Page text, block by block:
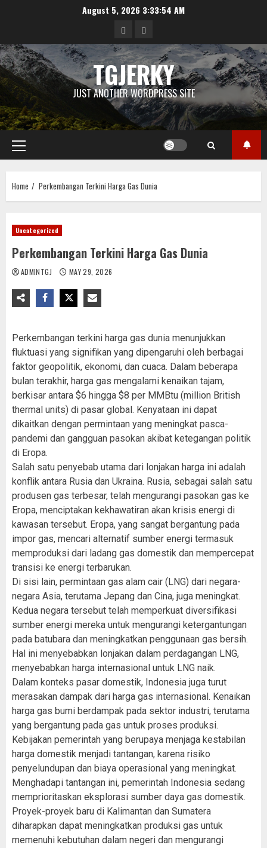
August 5, 2026 3:33:54 AM
data
singapore
angka
togel
sgp
TGJERKY
JUST ANOTHER WORDPRESS SITE
Primary
Menu
Home Perkembangan Terkini Harga Gas Dunia
Uncategorized
Perkembangan Terkini Harga Gas Dunia
ADMINTGJ MAY 29, 2026
Perkembangan terkini harga gas dunia menunjukkan
fluktuasi yang signifikan yang dipengaruhi oleh berbagai
faktor geopolitik, ekonomi, dan cuaca. Dalam beberapa
bulan terakhir, harga gas mengalami kenaikan tajam,
berkisar antara $6 hingga $8 per MMBtu (million British
thermal units) di pasar global. Kenyataan ini dapat
dikaitkan dengan permintaan yang meningkat pasca-
pandemi dan gangguan pasokan akibat ketegangan politik
di Eropa.
Salah satu penyebab utama dari lonjakan harga ini adalah
konflik antara Rusia dan Ukraina. Rusia, sebagai salah satu
produsen gas terbesar, telah mengurangi pasokan gas ke
Eropa, menciptakan kekhawatiran akan krisis energi di
kawasan tersebut. Eropa, yang sangat bergantung pada
impor gas, mencari alternatif sumber energi termasuk
memproduksi dari ladang gas domestik dan mempercepat
transisi ke energi terbarukan.
Di sisi lain, permintaan gas alam cair (LNG) dari negara-
negara Asia, terutama Jepang dan Cina, juga meningkat.
Kedua negara tersebut telah memperkuat diversifikasi
sumber energi mereka untuk mengurangi ketergantungan
pada batubara dan meningkatkan penggunaan gas bersih.
Hal ini menyebabkan lonjakan dalam perdagangan LNG,
menyebabkan harga internasional untuk LNG naik.
Dalam konteks pasar domestik, Indonesia juga turut
merasakan dampak dari harga gas internasional. Kenaikan
harga gas bumi berdampak pada sektor industri, terutama
yang bergantung pada gas untuk proses produksi.
Kebijakan pemerintah yang berupaya menjaga kestabilan
harga domestik menjadi tantangan, karena risiko
penyelundupan dan biaya operasional yang meningkat.
Menghadapi tantangan ini, pemerintah Indonesia sedang
memprioritaskan eksplorasi sumber daya gas domestik.
Proyek-proyek baru di Kalimantan dan Sumatera
diharapkan dapat meningkatkan produksi gas untuk
memenuhi kebutuhan dalam negeri dan mengurangi